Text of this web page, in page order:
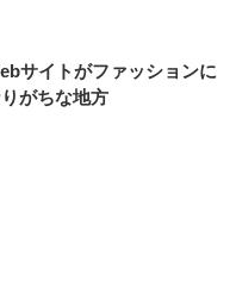
サイトがファッションに
がちな地方